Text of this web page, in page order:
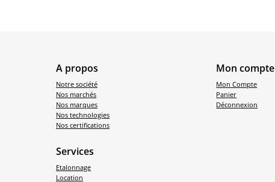
A propos
Notre société
Nos marchés
Nos marques
Nos technologies
Nos certifications
Services
Etalonnage
Location
Mon compte
Mon Compte
Panier
Déconnexion